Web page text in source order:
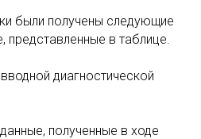
были получены следующие
представленные в таблице.
диагностической
полученные в ходе